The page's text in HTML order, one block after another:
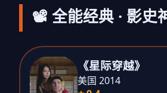
📽️ 全能经典 · 影史
《星际穿越》
美国 2014